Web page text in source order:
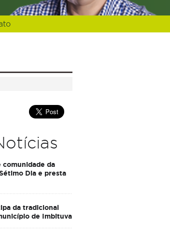
da
Dia e presta
da tradicional
de Imbituva